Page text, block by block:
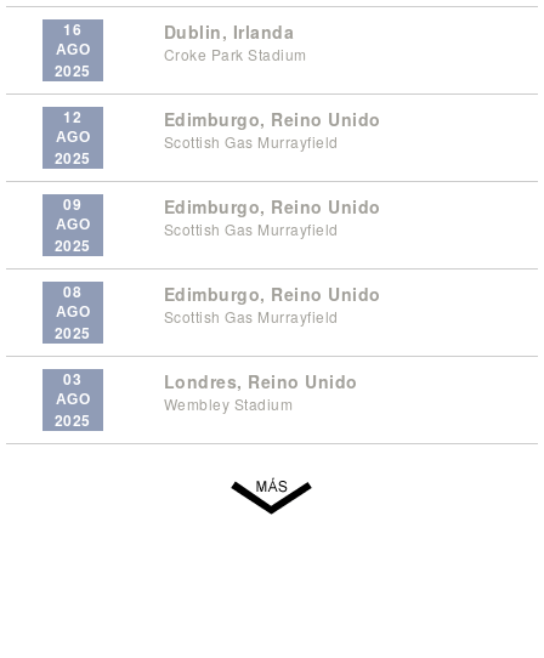
16
AGO
2025
Dublin, Irlanda
Croke Park Stadium
12
AGO
2025
Edimburgo, Reino Unido
Scottish Gas Murrayfield
09
AGO
2025
Edimburgo, Reino Unido
Scottish Gas Murrayfield
08
AGO
2025
Edimburgo, Reino Unido
Scottish Gas Murrayfield
03
AGO
2025
Londres, Reino Unido
Wembley Stadium